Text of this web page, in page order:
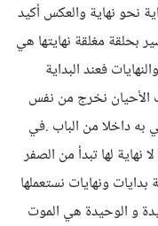
نحو نهاية والعكس أكيد
بحلقة مغلقة نهايتها هي
فعند البداية
الأحيان نخرج من نفس
به داخلا من الباب .في
نهاية لها تبدأ من الصفر
بدايات ونهايات نستعملها
و الوحيدة هي الموت